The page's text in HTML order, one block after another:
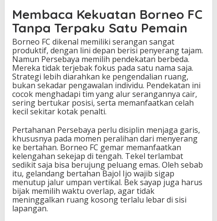
Membaca Kekuatan Borneo FC
Tanpa Terpaku Satu Pemain
Borneo FC dikenal memiliki serangan sangat
produktif, dengan lini depan berisi penyerang tajam.
Namun Persebaya memilih pendekatan berbeda.
Mereka tidak terjebak fokus pada satu nama saja.
Strategi lebih diarahkan ke pengendalian ruang,
bukan sekadar pengawalan individu. Pendekatan ini
cocok menghadapi tim yang alur serangannya cair,
sering bertukar posisi, serta memanfaatkan celah
kecil sekitar kotak penalti.
Pertahanan Persebaya perlu disiplin menjaga garis,
khususnya pada momen peralihan dari menyerang
ke bertahan. Borneo FC gemar memanfaatkan
kelengahan sekejap di tengah. Tekel terlambat
sedikit saja bisa berujung peluang emas. Oleh sebab
itu, gelandang bertahan Bajol Ijo wajib sigap
menutup jalur umpan vertikal. Bek sayap juga harus
bijak memilih waktu overlap, agar tidak
meninggalkan ruang kosong terlalu lebar di sisi
lapangan.